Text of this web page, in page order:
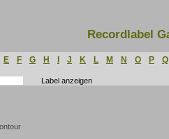
Recordlabel
E F G H J K L M N O P Q